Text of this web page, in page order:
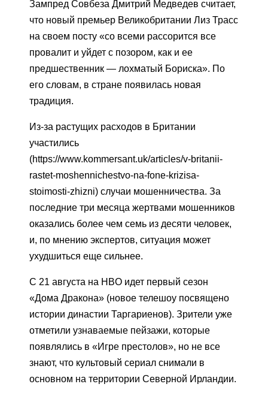
Зампред Совбеза Дмитрий Медведев считает,
что новый премьер Великобритании Лиз Трасс
на своем посту «со всеми рассорится все
провалит и уйдет с позором, как и ее
предшественник — лохматый Бориска». По
его словам, в стране появилась новая
традиция.
Из-за растущих расходов в Британии
участились
(https://www.kommersant.uk/articles/v-britanii-
rastet-moshennichestvo-na-fone-krizisa-
stoimosti-zhizni) случаи мошенничества. За
последние три месяца жертвами мошенников
оказались более чем семь из десяти человек,
и, по мнению экспертов, ситуация может
ухудшиться еще сильнее.
С 21 августа на HBO идет первый сезон
«Дома Дракона» (новое телешоу посвящено
истории династии Таргариенов). Зрители уже
отметили узнаваемые пейзажи, которые
появлялись в «Игре престолов», но не все
знают, что культовый сериал снимали в
основном на территории Северной Ирландии.